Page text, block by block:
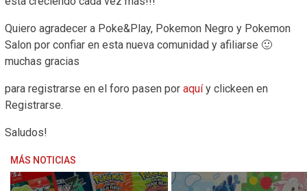
Quiero agradecer a Poke&Play, Pokemon Negro y Pokemon
Salon por confiar en esta nueva comunidad y afiliarse 🙂
muchas gracias
para registrarse en el foro pasen por aquíy clickeen en
Registrarse.
Saludos!
MÁS NOTICIAS